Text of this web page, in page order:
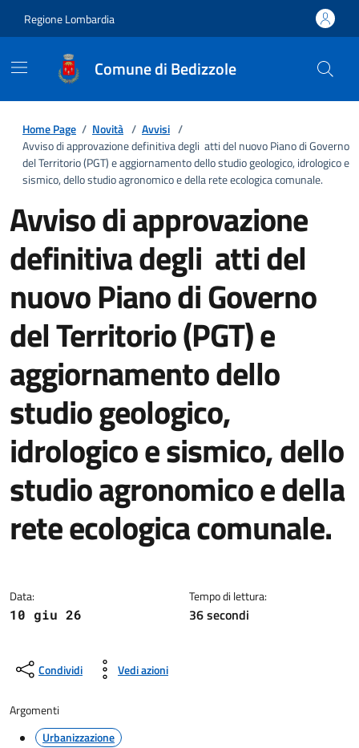
Regione Lombardia
Comune di Bedizzole
Home Page / Novità / Avvisi /
Avviso di approvazione definitiva degli atti del nuovo Piano di Governo
del Territorio (PGT) e aggiornamento dello studio geologico, idrologico e
sismico, dello studio agronomico e della rete ecologica comunale.
Avviso di approvazione
definitiva degli atti del
nuovo Piano di Governo
del Territorio (PGT) e
aggiornamento dello
studio geologico,
idrologico e sismico, dello
studio agronomico e della
rete ecologica comunale.
Data:
10 giu 26
Tempo di lettura:
36 secondi
Condividi Vedi azioni
Argomenti
Urbanizzazione